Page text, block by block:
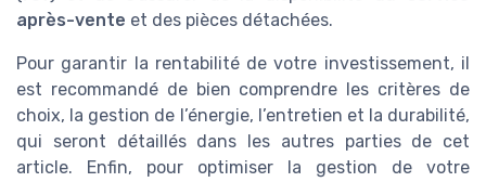
après-vente et des pièces détachées.
Pour garantir la rentabilité de votre investissement, il
est recommandé de bien comprendre les critères de
choix, la gestion de l’énergie, l’entretien et la durabilité,
qui seront détaillés dans les autres parties de cet
article. Enfin, pour optimiser la gestion de votre